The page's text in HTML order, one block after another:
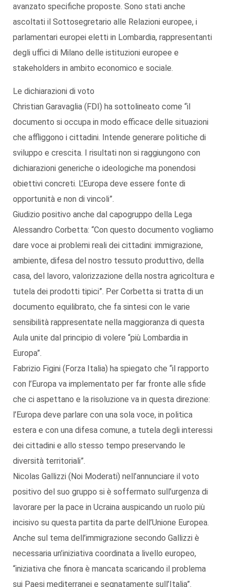
avanzato specifiche proposte. Sono stati anche
ascoltati il Sottosegretario alle Relazioni europee, i
parlamentari europei eletti in Lombardia, rappresentanti
degli uffici di Milano delle istituzioni europee e
stakeholders in ambito economico e sociale.
Le dichiarazioni di voto
Christian Garavaglia (FDI) ha sottolineato come “il
documento si occupa in modo efficace delle situazioni
che affliggono i cittadini. Intende generare politiche di
sviluppo e crescita. I risultati non si raggiungono con
dichiarazioni generiche o ideologiche ma ponendosi
obiettivi concreti. L’Europa deve essere fonte di
opportunità e non di vincoli”.
Giudizio positivo anche dal capogruppo della Lega
Alessandro Corbetta: “Con questo documento vogliamo
dare voce ai problemi reali dei cittadini: immigrazione,
ambiente, difesa del nostro tessuto produttivo, della
casa, del lavoro, valorizzazione della nostra agricoltura e
tutela dei prodotti tipici”. Per Corbetta si tratta di un
documento equilibrato, che fa sintesi con le varie
sensibilità rappresentate nella maggioranza di questa
Aula unite dal principio di volere “più Lombardia in
Europa”.
Fabrizio Figini (Forza Italia) ha spiegato che “il rapporto
con l’Europa va implementato per far fronte alle sfide
che ci aspettano e la risoluzione va in questa direzione:
l’Europa deve parlare con una sola voce, in politica
estera e con una difesa comune, a tutela degli interessi
dei cittadini e allo stesso tempo preservando le
diversità territoriali”.
Nicolas Gallizzi (Noi Moderati) nell’annunciare il voto
positivo del suo gruppo si è soffermato sull’urgenza di
lavorare per la pace in Ucraina auspicando un ruolo più
incisivo su questa partita da parte dell’Unione Europea.
Anche sul tema dell’immigrazione secondo Gallizzi è
necessaria un’iniziativa coordinata a livello europeo,
“iniziativa che finora è mancata scaricando il problema
sui Paesi mediterranei e segnatamente sull’Italia”.